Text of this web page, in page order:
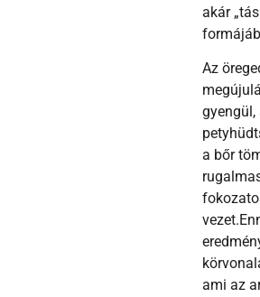
akár
Az
a bőr
ami az